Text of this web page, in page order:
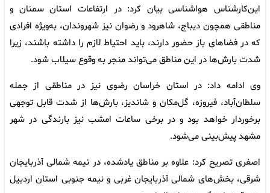
این‌کارشناس هواشناسی بیان کرد: در ارتفاعات استان سمنان و
مناطقی همچون دیباج، شاهرود و رضوان نیز شهروندان، به‌ویژه افرادی
که در فضاهای باز حضور دارند، باید احتیاط لازم را داشته باشند، زیرا
شدت بارش‌ها در این مناطق می‌تواند منجر به وقوع سیلاب شود.
وی ادامه داد: در استان خراسان رضوی نیز در مناطقی از جمله
سلطان‌آباد، فیروزه، گل‌مکان و شاندیز، بارش‌ها از شدت قابل توجهی
برخوردار خواهد بود و در برخی ساعات امشب نیز بارندگی در شهر
مشهد پیش‌بینی می‌شود.
اصغری تصریح کرد: علاوه بر مناطق یادشده، در نیمه شمالی آذربایجان
شرقی، بخش‌های شمالی آذربایجان غربی و نیمه جنوبی استان اردبیل